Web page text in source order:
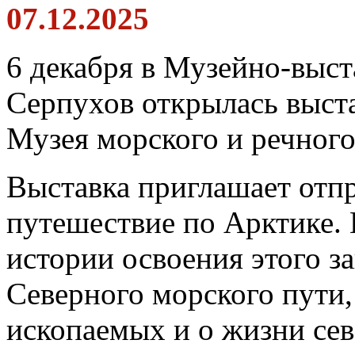
07.12.2025
6 декабря в Музейно-
Серпухов открылась
Музея морского и
Выставка приглашает
путешествие по
истории освоения этого
Северного морского
ископаемых и о жизни